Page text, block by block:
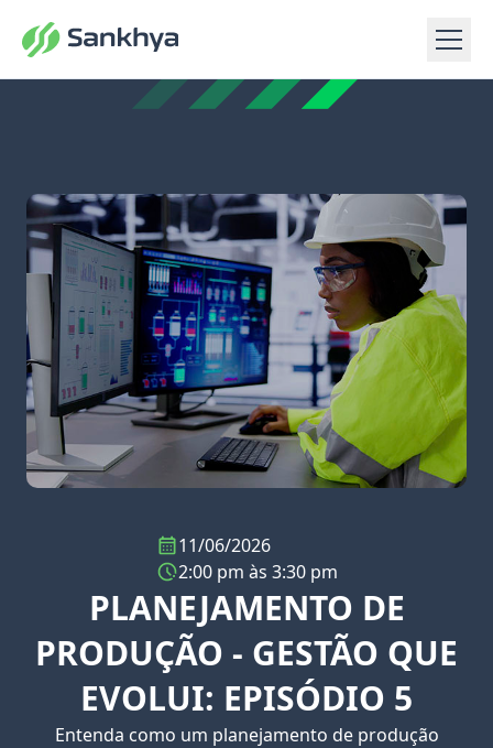
11/06/2026
2:00 pm às 3:30 pm
PLANEJAMENTO DE
PRODUÇÃO - GESTÃO QUE
EVOLUI: EPISÓDIO 5
Entenda como um planejamento de produção